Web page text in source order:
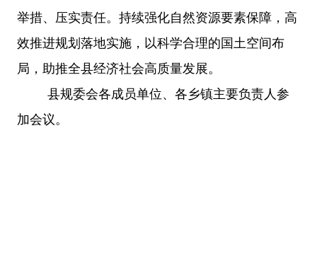
举措、压实责任。持续强化自然资源要素保障，高
效推进规划落地实施，以科学合理的国土空间布
局，助推全县经济社会高质量发展。
县规委会各成员单位、各乡镇主要负责人参
加会议 。